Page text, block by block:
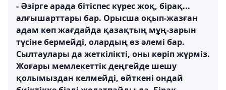
- Әзірге арада бітіспес күрес жоқ, бірақ...
алғышарттары бар. Орысша оқып-жазған
адам көп жағдайда қазақтың мұң-зарын
түсіне бермейді, олардың өз әлемі бар.
Сылтаулары да жеткілікті, оны көріп жүрміз.
Жоғары мемлекеттік деңгейде шешу
қолымыздан келмейді, өйткені ондай